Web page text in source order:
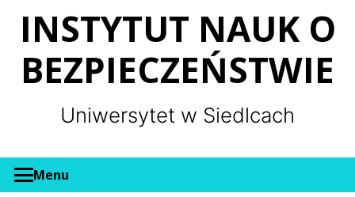
INSTYTUT NAUK O
BEZPIECZEŃSTWIE
Uniwersytet w Siedlcach
Menu